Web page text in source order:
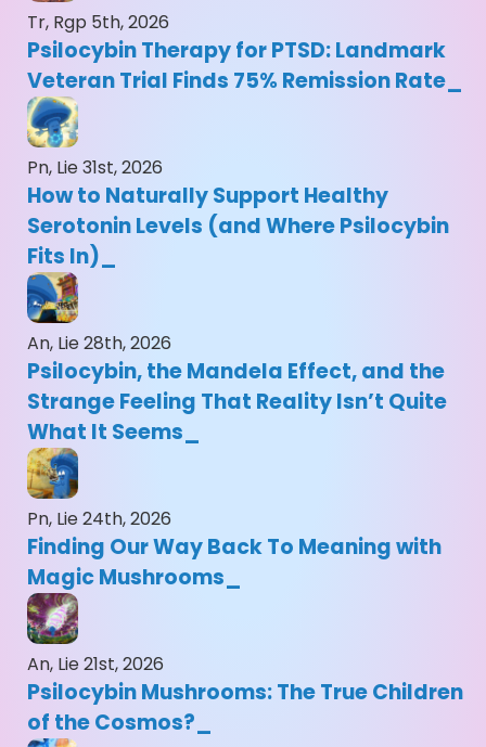
Tr, Rgp 5th, 2026
Psilocybin Therapy for PTSD: Landmark
Veteran Trial Finds 75% Remission Rate
Pn, Lie 31st, 2026
How to Naturally Support Healthy
Serotonin Levels (and Where Psilocybin
Fits In)
An, Lie 28th, 2026
Psilocybin, the Mandela Effect, and the
Strange Feeling That Reality Isn’t Quite
What It Seems
Pn, Lie 24th, 2026
Finding Our Way Back To Meaning with
Magic Mushrooms
An, Lie 21st, 2026
Psilocybin Mushrooms: The True Children
of the Cosmos?